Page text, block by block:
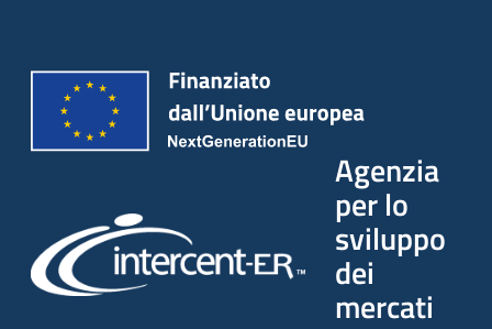
Agenzia
per lo
sviluppo
dei
mercati